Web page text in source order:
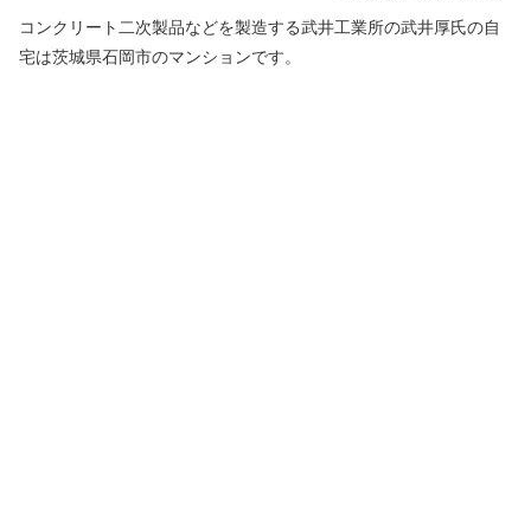
コンクリート二次製品などを製造する武井工業所の武井厚氏の自
宅は茨城県石岡市のマンションです。